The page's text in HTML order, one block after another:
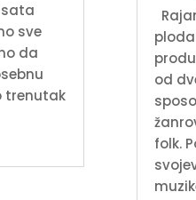
sata
sve
da
trenutak
od
folk.